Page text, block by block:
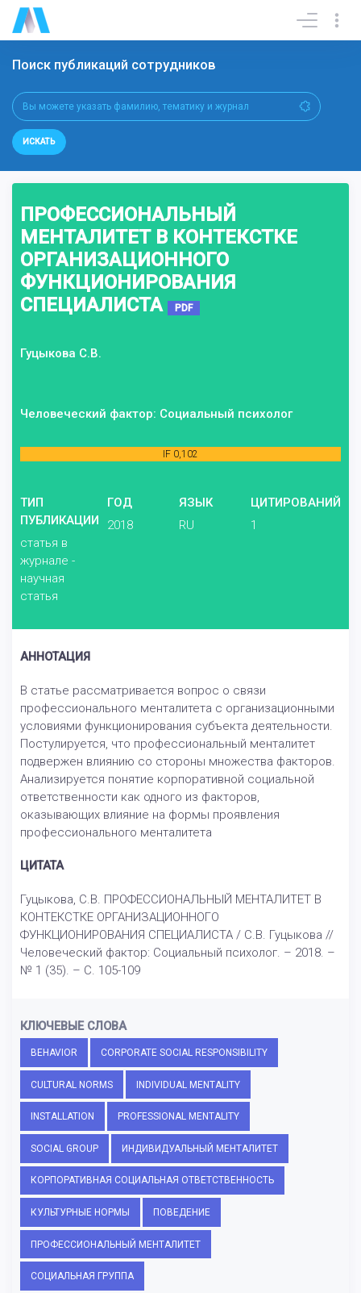
Поиск публикаций сотрудников
ИСКАТЬ
ПРОФЕССИОНАЛЬНЫЙ
МЕНТАЛИТЕТ В КОНТЕКСТКЕ
ОРГАНИЗАЦИОННОГО
ФУНКЦИОНИРОВАНИЯ
СПЕЦИАЛИСТА
PDF
Гуцыкова С.В.
Человеческий фактор: Социальный психолог
IF 0,102
ТИП
ПУБЛИКАЦИИ
статья в
журнале -
научная
статья
ГОД
2018
ЯЗЫК
RU
ЦИТИРОВАНИЙ
1
АННОТАЦИЯ
В статье рассматривается вопрос о связи
профессионального менталитета с организационными
условиями функционирования субъекта деятельности.
Постулируется, что профессиональный менталитет
подвержен влиянию со стороны множества факторов.
Анализируется понятие корпоративной социальной
ответственности как одного из факторов,
оказывающих влияние на формы проявления
профессионального менталитета
ЦИТАТА
Гуцыкова, С.В. ПРОФЕССИОНАЛЬНЫЙ МЕНТАЛИТЕТ В
КОНТЕКСТКЕ ОРГАНИЗАЦИОННОГО
ФУНКЦИОНИРОВАНИЯ СПЕЦИАЛИСТА / С.В. Гуцыкова //
Человеческий фактор: Социальный психолог. – 2018. –
№ 1 (35). – С. 105-109
КЛЮЧЕВЫЕ СЛОВА
BEHAVIOR CORPORATE SOCIAL RESPONSIBILITY
CULTURAL NORMS INDIVIDUAL MENTALITY
INSTALLATION PROFESSIONAL MENTALITY
SOCIAL GROUP ИНДИВИДУАЛЬНЫЙ МЕНТАЛИТЕТ
КОРПОРАТИВНАЯ СОЦИАЛЬНАЯ ОТВЕТСТВЕННОСТЬ
КУЛЬТУРНЫЕ НОРМЫ ПОВЕДЕНИЕ
ПРОФЕССИОНАЛЬНЫЙ МЕНТАЛИТЕТ
СОЦИАЛЬНАЯ ГРУППА